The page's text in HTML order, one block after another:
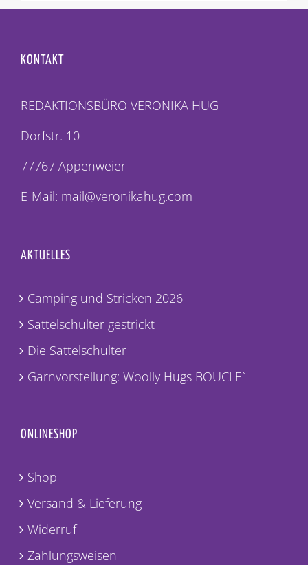
KONTAKT
REDAKTIONSBÜRO VERONIKA HUG
Dorfstr. 10
77767 Appenweier
E-Mail: mail@veronikahug.com
AKTUELLES
Camping und Stricken 2026
Sattelschulter gestrickt
Die Sattelschulter
Garnvorstellung: Woolly Hugs BOUCLE`
ONLINESHOP
Shop
Versand & Lieferung
Widerruf
Zahlungsweisen